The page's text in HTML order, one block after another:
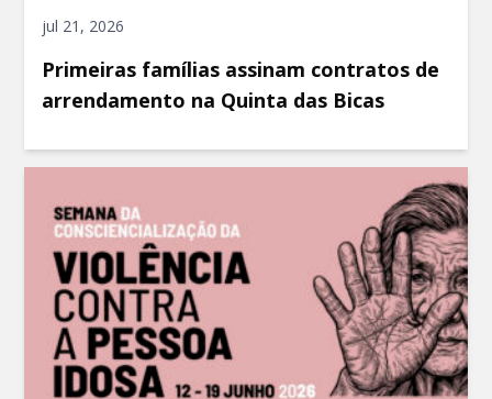
jul 21, 2026
Primeiras famílias assinam contratos de
arrendamento na Quinta das Bicas